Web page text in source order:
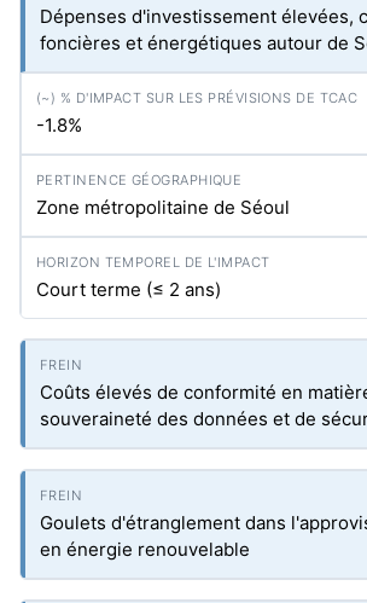
Dépenses d'investissement élevées,
foncières et énergétiques autour de
-1.8%
Zone métropolitaine de Séoul
Court terme (≤ 2 ans)
Coûts élevés de conformité en
souveraineté des données et de
Goulets d'étranglement dans
en énergie renouvelable